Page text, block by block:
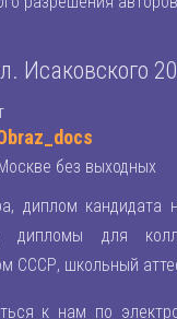
Исаковского
без выходных
диплом кандидата
дипломы для
СССР, школьный
к нам по